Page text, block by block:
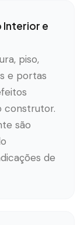
Interior e
piso,
e portas
construtor.
são
de